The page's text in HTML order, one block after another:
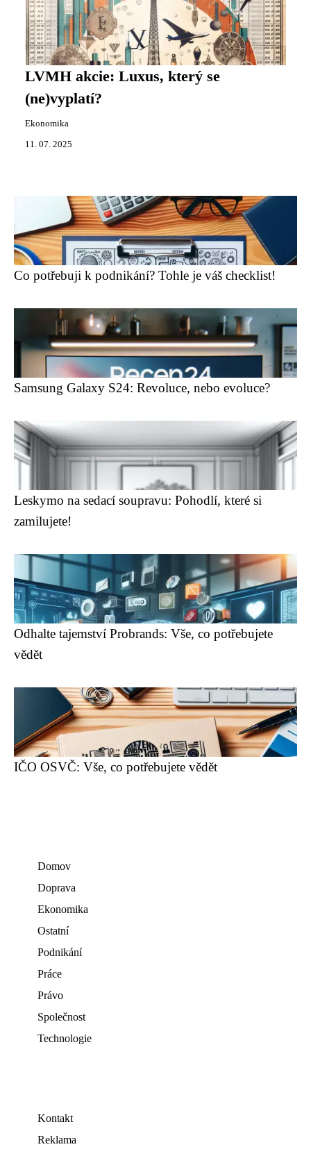
LVMH akcie: Luxus, který se
(ne)vyplatí?
Ekonomika
11. 07. 2025
Co potřebuji k podnikání? Tohle je váš checklist!
Samsung Galaxy S24: Revoluce, nebo evoluce?
Leskymo na sedací soupravu: Pohodlí, které si
zamilujete!
Odhalte tajemství Probrands: Vše, co potřebujete
vědět
IČO OSVČ: Vše, co potřebujete vědět
Domov
Doprava
Ekonomika
Ostatní
Podnikání
Práce
Právo
Společnost
Technologie
Kontakt
Reklama